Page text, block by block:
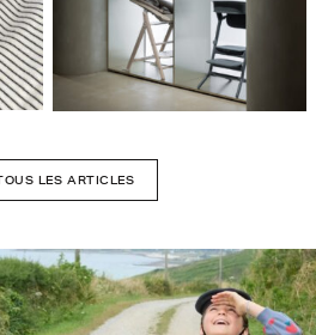
LES ARTICLES